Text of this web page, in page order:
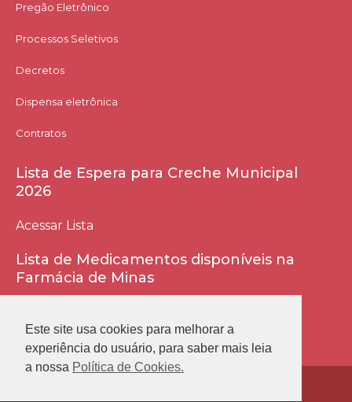
Pregão Eletrônico
Processos Seletivos
Decretos
Dispensa eletrônica
Contratos
Lista de Espera para Creche Municipal
2026
Acessar Lista
Lista de Medicamentos disponíveis na
Farmácia de Minas
Este site usa cookies para melhorar a
experiência do usuário, para saber mais leia
a nossa Política de Cookies.